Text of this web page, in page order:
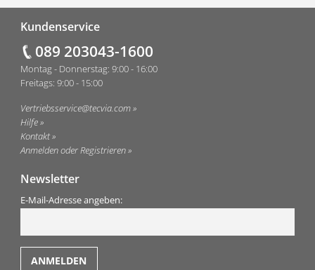
Kundenservice
089 203043-1600
Montag - Donnerstag: 9:00 - 16:00
Freitags: 9:00 - 15:00
Vertriebsservice@tecvia.com
Hilfe
Kontakt
Anmelden oder Registrieren
Newsletter
E-Mail-Adresse angeben: